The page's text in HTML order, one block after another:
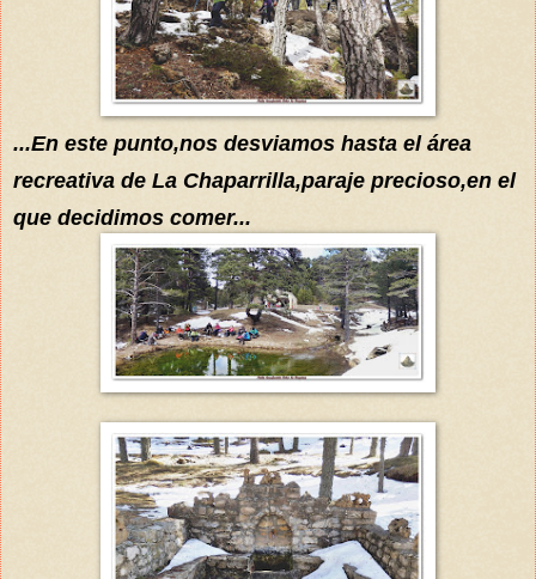
...En este punto,nos desviamos hasta el área
recreativa de La Chaparrilla,paraje precioso,en el
que decidimos comer...